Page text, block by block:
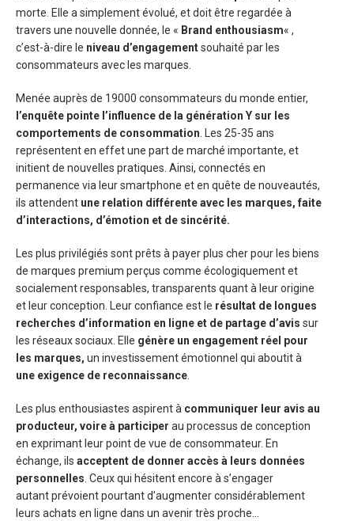
morte. Elle a simplement évolué, et doit être regardée à
travers une nouvelle donnée, le « Brand enthousiasm« ,
c’est-à-dire le niveau d’engagementsouhaité par les
consommateurs avec les marques.
Menée auprès de 19000 consommateurs du monde entier,
l’enquête pointe l’influence de la génération Y sur les
comportements de consommation . Les 25-35 ans
représentent en effet une part de marché importante, et
initient de nouvelles pratiques. Ainsi, connectés en
permanence via leur smartphone et en quête de nouveautés,
ils attendent une relation différente avec les marques, faite
d’interactions, d’émotion et de sincérité.
Les plus privilégiés sont prêts à payer plus cher pour les biens
de marques premium perçus comme écologiquement et
socialement responsables, transparents quant à leur origine
et leur conception. Leur confiance est le résultat de longues
recherches d’information en ligne et de partage d’avis sur
les réseaux sociaux. Elle génère un engagement réel pour
les marques, un investissement émotionnel qui aboutit à
une exigence de reconnaissance.
Les plus enthousiastes aspirent à communiquer leur avis au
producteur, voire à participer au processus de conception
en exprimant leur point de vue de consommateur. En
échange, ils acceptent de donner accès à leurs données
personnelles . Ceux qui hésitent encore à s’engager
autant prévoient pourtant d’augmenter considérablement
leurs achats en ligne dans un avenir très proche…